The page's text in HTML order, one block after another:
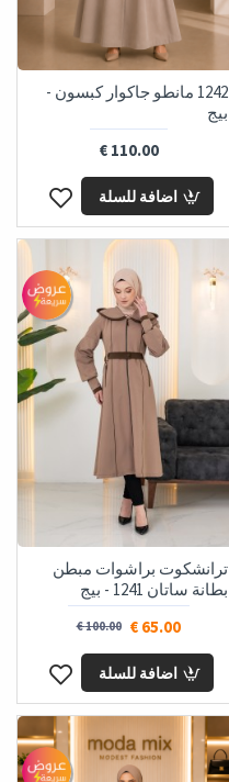
1242 مانطو جاكوار كبسون -
بيج
110.00 €
اضافة للسلة
ترانشكوت براشوات مبطن
بطانة ساتان 1241 - بيج
65.00 €
100.00 €
اضافة للسلة